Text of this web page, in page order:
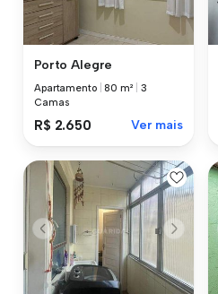
Porto Alegre
Apartamento |80 m²
3
Camas
R$ 2.650 Ver mais